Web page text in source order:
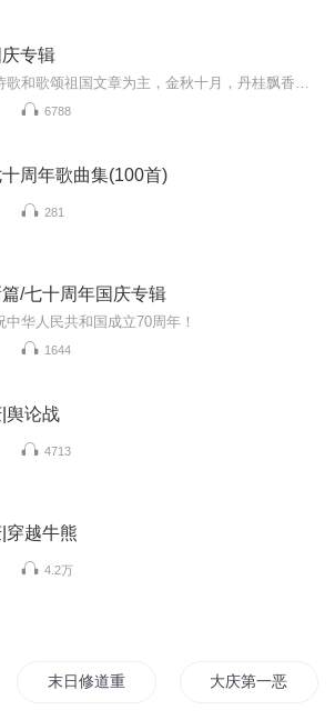
专辑
6788
周年歌曲集(100首)
281
/七十周年国庆专辑
中华人民共和国成立70周年！
1644
舆论战
4713
穿越牛熊
4.2万
末日修道重返2018 大庆第一恶